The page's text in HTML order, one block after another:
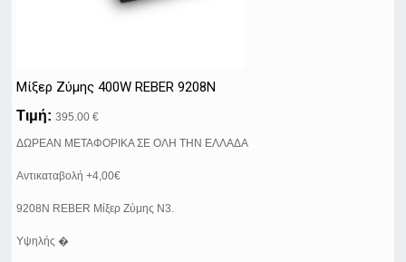
Μίξερ Ζύμης 400W REBER 9208N
Τιμή: 395.00 €
ΔΩΡΕΑΝ ΜΕΤΑΦΟΡΙΚΑ ΣΕ ΟΛΗ ΤΗΝ ΕΛΛΑΔΑ
Αντικαταβολή +4,00€
9208N REBER Μίξερ Ζύμης N3.
Υψηλής �